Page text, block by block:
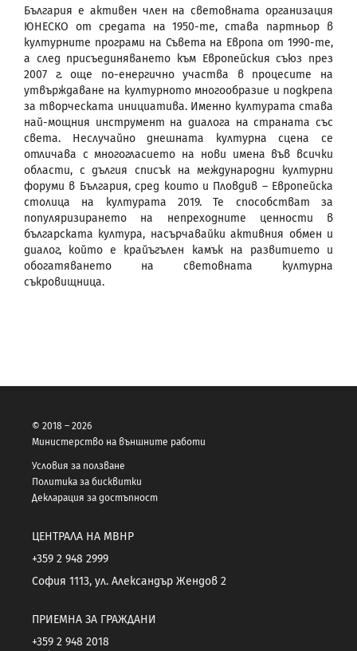
България е активен член на световната организация
ЮНЕСКО от средата на 1950-те, става партньор в
културните програми на Съвета на Европа от 1990-те,
а след присъединяването към Европейския съюз през
2007 г. още по-енергично участва в процесите на
утвърждаване на културното многообразие и подкрепа
за творческата инициатива. Именно културата става
най-мощния инструмент на диалога на страната със
света. Неслучайно днешната културна сцена се
отличава с многогласието на нови имена във всички
области, с дългия списък на международни културни
форуми в България, сред които и Пловдив – Европейска
столица на културата 2019. Те способстват за
популяризирането на непреходните ценности в
българската култура, насърчавайки активния обмен и
диалог, който е крайъгълен камък на развитието и
обогатяването на световната културна
съкровищница.
© 2018 – 2026
Министерство на външните работи
Условия за ползване
Политика за бисквитки
Декларация за достъпност
ЦЕНТРАЛА НА МВНР
+359 2 948 2999
София 1113, ул. Александър Жендов 2
ПРИЕМНА ЗА ГРАЖДАНИ
+359 2 948 2018